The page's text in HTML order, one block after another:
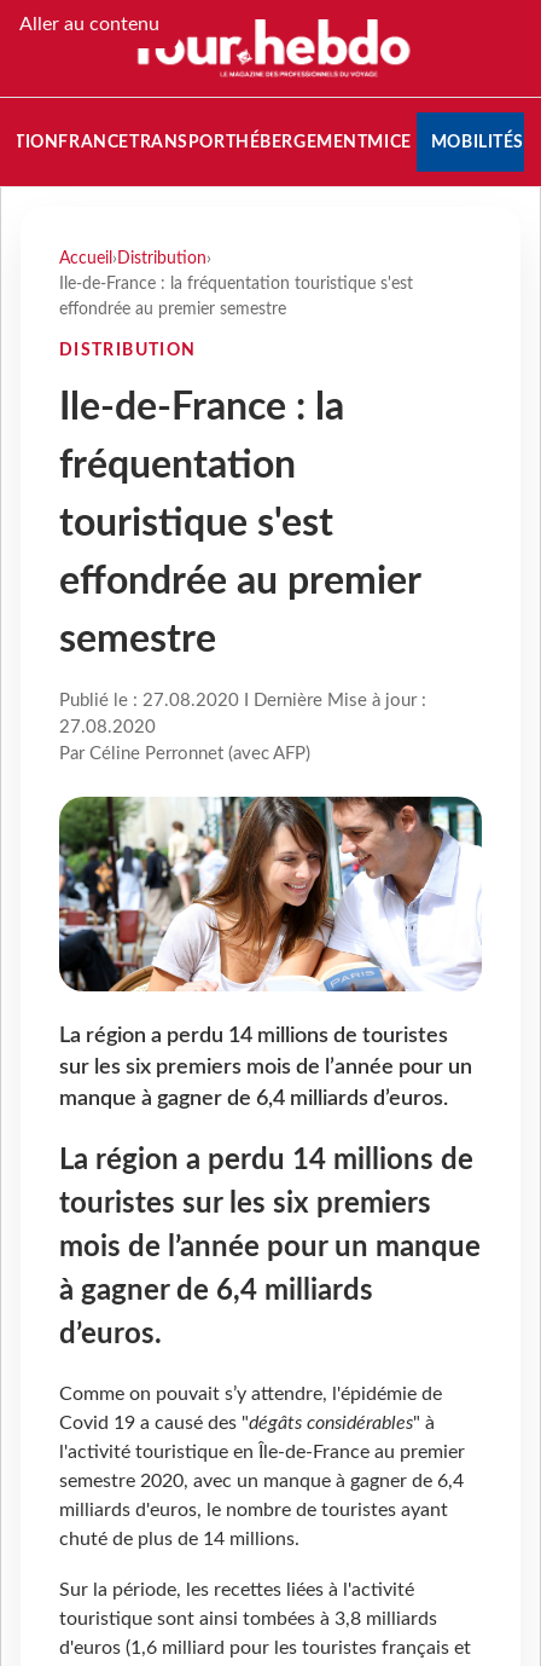
Aller au contenu
FRANCETRANSPORT HÉBERGEMENTMICE MOBILITÉS
Accueil › Distribution›
Ile-de-France : la fréquentation touristique s'est
effondrée au premier semestre
DISTRIBUTION
Ile-de-France : la
fréquentation
touristique s'est
effondrée au premier
semestre
Publié le : 27.08.2020 I Dernière Mise à jour :
27.08.2020
Par Céline Perronnet (avec AFP)
La région a perdu 14 millions de touristes
sur les six premiers mois de l’année pour un
manque à gagner de 6,4 milliards d’euros.
La région a perdu 14 millions de
touristes sur les six premiers
mois de l’année pour un manque
à gagner de 6,4 milliards
d’euros.
Comme on pouvait s’y attendre, l'épidémie de
Covid 19 a causé des "dégâts considérables" à
l'activité touristique en Île-de-France au premier
semestre 2020, avec un manque à gagner de 6,4
milliards d'euros, le nombre de touristes ayant
chuté de plus de 14 millions.
Sur la période, les recettes liées à l'activité
touristique sont ainsi tombées à 3,8 milliards
d'euros (1,6 milliard pour les touristes français et